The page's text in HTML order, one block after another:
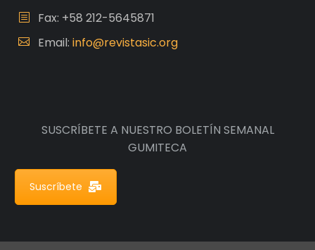
Fax: +58 212-5645871
Email: info@revistasic.org
SUSCRÍBETE A NUESTRO BOLETÍN SEMANAL
GUMITECA
Suscríbete